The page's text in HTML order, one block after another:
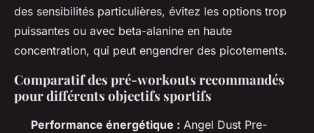
des sensibilités particulières, évitez les options trop
puissantes ou avec beta-alanine en haute
concentration, qui peut engendrer des picotements.
Comparatif des pré-workouts recommandés
pour différents objectifs sportifs
Performance énergétique : Angel Dust Pre-